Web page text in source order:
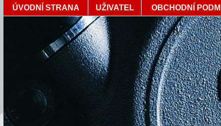
ÚVODNÍ STRANA UŽIVATEL OBCHODNÍ